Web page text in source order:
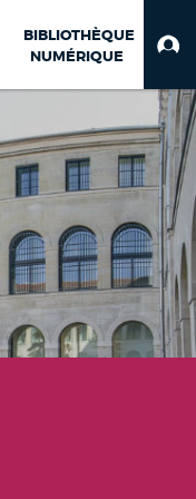
BIBLIOTHÈQUE
NUMÉRIQUE